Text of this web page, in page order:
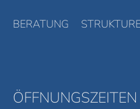
BERATUNG
ÖFFNUNGSZEITEN